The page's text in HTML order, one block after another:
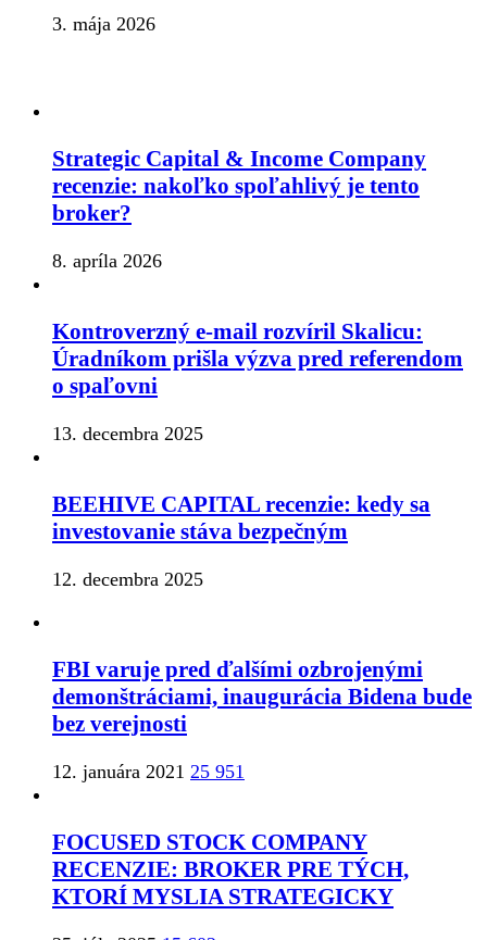
3. mája 2026
Strategic Capital & Income Company
recenzie: nakoľko spoľahlivý je tento
broker?
8. apríla 2026
Kontroverzný e-mail rozvíril Skalicu:
Úradníkom prišla výzva pred referendom
o spaľovni
13. decembra 2025
BEEHIVE CAPITAL recenzie: kedy sa
investovanie stáva bezpečným
12. decembra 2025
FBI varuje pred ďalšími ozbrojenými
demonštráciami, inaugurácia Bidena bude
bez verejnosti
12. januára 2021 25 951
FOCUSED STOCK COMPANY
RECENZIE: BROKER PRE TÝCH,
KTORÍ MYSLIA STRATEGICKY